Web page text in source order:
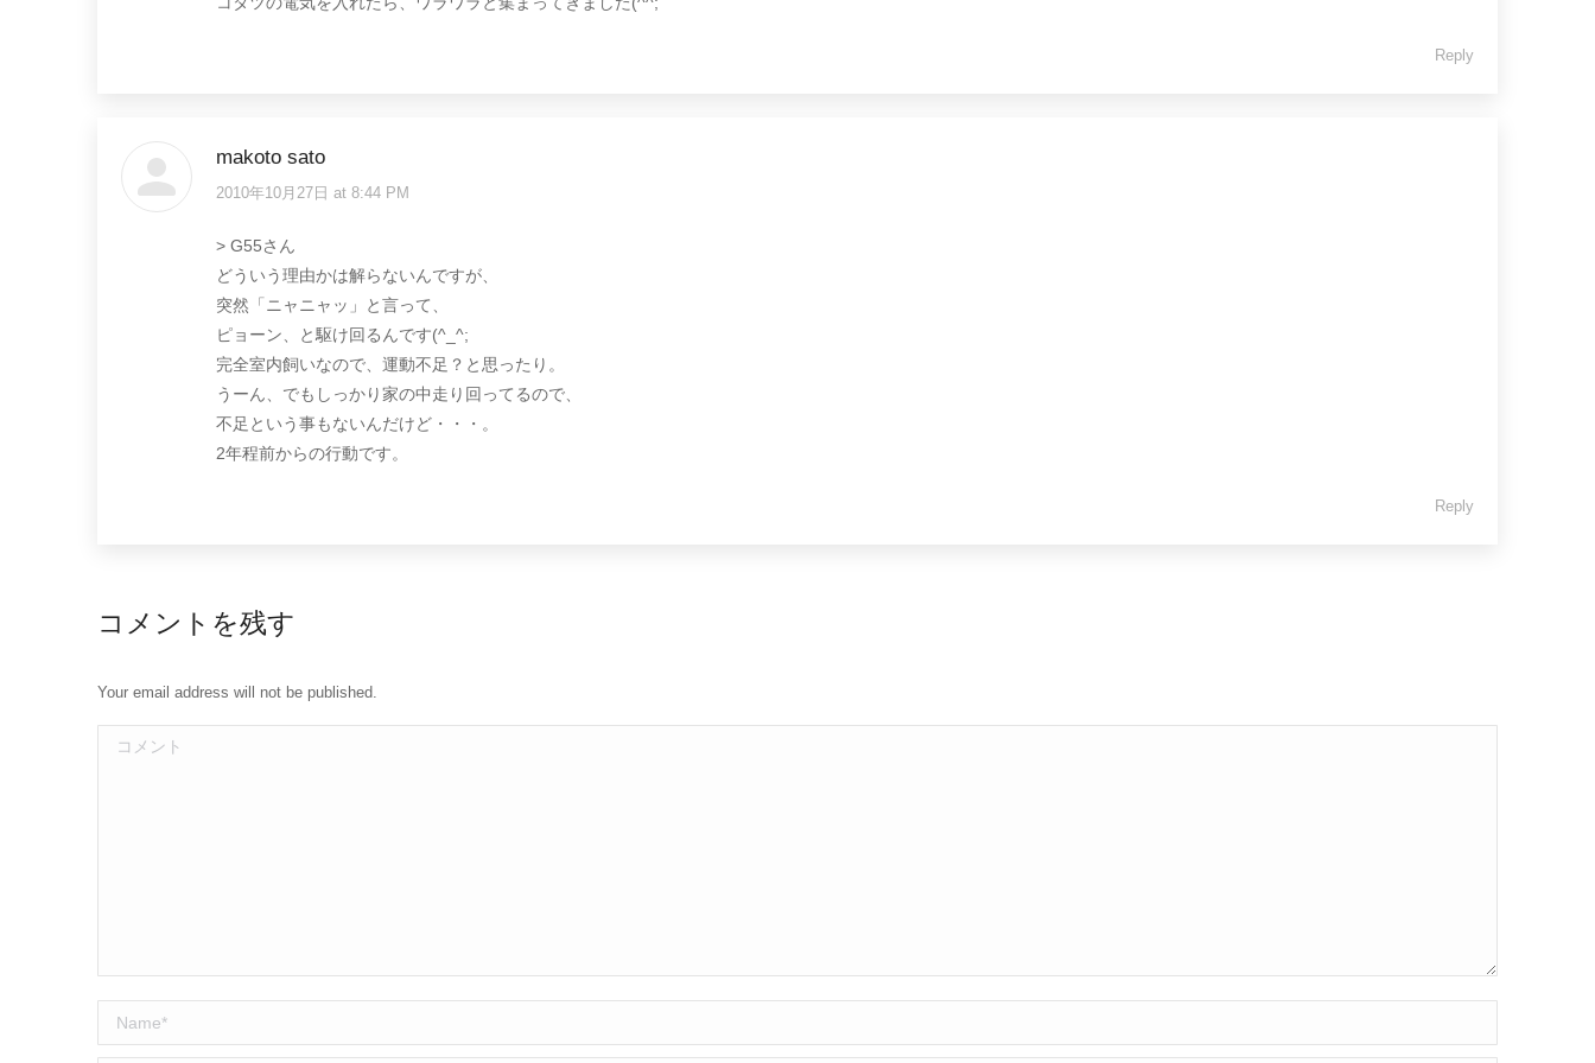
Reply
makoto sato
says:
2010年10月27日 at 8:44 PM
> G55さん
どういう理由かは解らないんですが、
突然「ニャニャッ」と言って、
ピョーン、と駆け回るんです(^_^;
完全室内飼いなので、運動不足？と思ったり。
うーん、でもしっかり家の中走り回ってるので、
不足という事もないんだけど・・・。
2年程前からの行動です。
Reply
コメントを残す
Your email address will not be published.
コメント
Name *